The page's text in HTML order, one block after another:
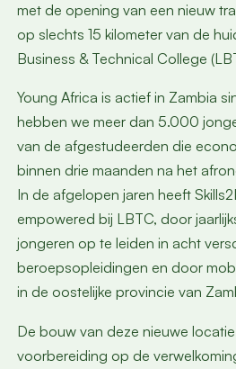
met de opening van een nieuw
op slechts 15 kilometer van de
Business & Technical College
Young Africa is actief in Zambia
hebben we meer dan 5.000
van de afgestudeerden die
binnen drie maanden na het
In de afgelopen jaren heeft
empowered bij LBTC, door
jongeren op te leiden in acht
beroepsopleidingen en door
in de oostelijke provincie van
De bouw van deze nieuwe
voorbereiding op de